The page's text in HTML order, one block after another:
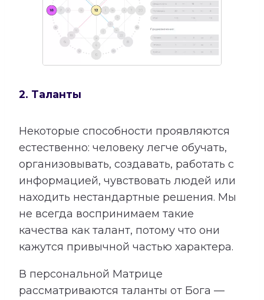
2. Таланты
Некоторые способности проявляются
естественно: человеку легче обучать,
организовывать, создавать, работать с
информацией, чувствовать людей или
находить нестандартные решения. Мы
не всегда воспринимаем такие
качества как талант, потому что они
кажутся привычной частью характера.
В персональной Матрице
рассматриваются таланты от Бога —